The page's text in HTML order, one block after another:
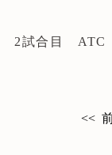
2試合目 ATC
<<